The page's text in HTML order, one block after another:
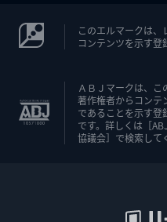
このエルマークは、
コンテンツを示す登
ＡＢＪマークは、こ
著作権者からコンテ
であることを示す登
です。詳しくは［
協議会］で検索して